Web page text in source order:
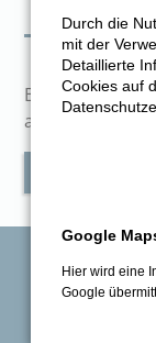
Bitte ändern
aktivieren.
Durch die
mit der
Detaillierte
Cookies auf
Google
Hier wird eine
Google